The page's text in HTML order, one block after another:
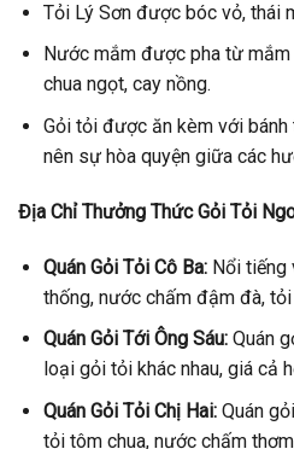
Tỏi Lý Sơn được bóc vỏ, thái
Nước mắm được pha từ
chua ngọt, cay nồng.
Gỏi tỏi được ăn kèm với
nên sự hòa quyện giữa các
Địa Chỉ Thưởng Thức Gỏi Tỏi
Quán Gỏi Tỏi Cô Ba:Nổi tiếng
thống, nước chấm đậm đà,
Quán Gỏi Tới Ông Sáu:Quán
loại gỏi tỏi khác nhau, giá cả
Quán Gỏi Tỏi Chị Hai:Quán
tỏi tôm chua, nước chấm